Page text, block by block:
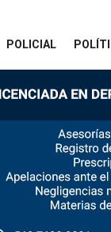
POLICIAL